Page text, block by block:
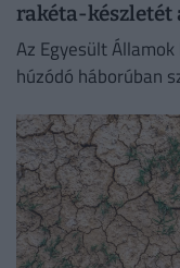
rakéta-készletét
Az Egyesült
húzódó háborúban